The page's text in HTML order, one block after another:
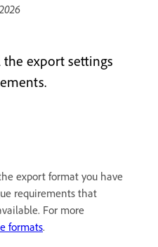
the export settings
export format you have
requirements that
For more
formats.